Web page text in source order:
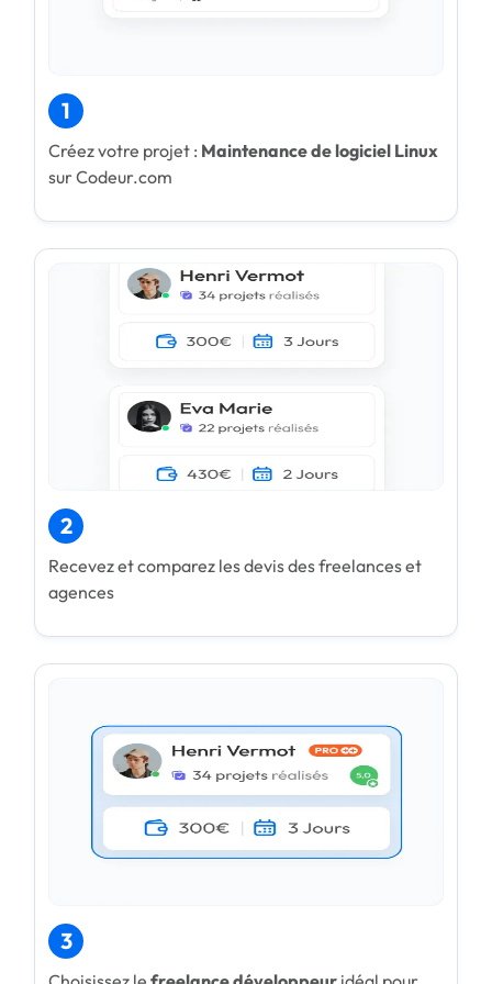
1
Créez votre projet : Maintenance de logiciel Linux
sur Codeur.com
2
Recevez et comparez les devis des freelances et
agences
3